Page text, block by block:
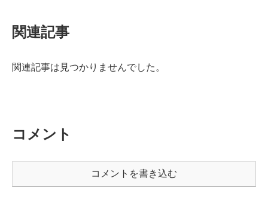
関連記事
関連記事は見つかりませんでした。
コメント
コメントを書き込む